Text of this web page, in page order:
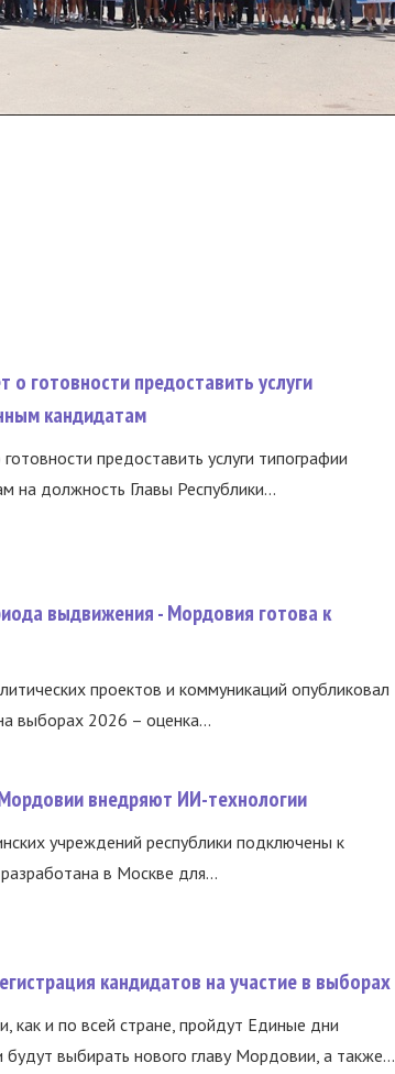
готовности предоставить услуги
кандидатам
предоставить услуги типографии
на должность Главы Республики...
выдвижения - Мордовия готова к
проектов и коммуникаций опубликовал
выборах 2026 – оценка...
внедряют ИИ-технологии
учреждений республики подключены к
в Москве для...
кандидатов на участие в выборах
как и по всей стране, пройдут Единые дни
будут выбирать нового главу Мордовии, а также...